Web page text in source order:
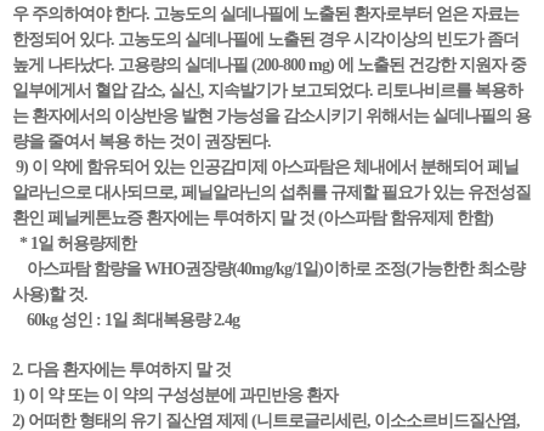
우 주의하여야 한다. 고농도의 실데나필에 노출된 환자로부터 얻은 자료는
한정되어 있다. 고농도의 실데나필에 노출된 경우 시각이상의 빈도가 좀더
높게 나타났다. 고용량의 실데나필 (200-800 mg) 에 노출된 건강한 지원자 중
일부에게서 혈압 감소, 실신, 지속발기가 보고되었다. 리토나비르를 복용하
는 환자에서의 이상반응 발현 가능성을 감소시키기 위해서는 실데나필의 용
량을 줄여서 복용 하는 것이 권장된다.
9) 이 약에 함유되어 있는 인공감미제 아스파탐은 체내에서 분해되어 페닐
알라닌으로 대사되므로, 페닐알라닌의 섭취를 규제할 필요가 있는 유전성질
환인 페닐케톤뇨증 환자에는 투여하지 말 것 (아스파탐 함유제제 한함)
* 1일 허용량제한
아스파탐 함량을 WHO권장량(40mg/kg/1일)이하로 조정(가능한한 최소량
사용)할 것.
60kg 성인 : 1일 최대복용량 2.4g
2. 다음 환자에는 투여하지 말 것
1) 이 약 또는 이 약의 구성성분에 과민반응 환자
2) 어떠한 형태의 유기 질산염 제제 (니트로글리세린, 이소소르비드질산염,